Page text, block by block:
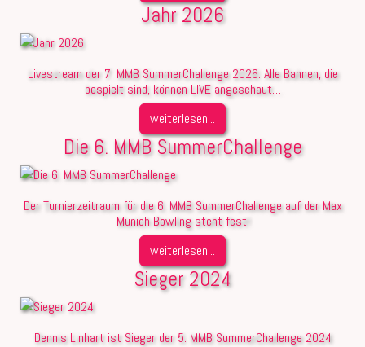
Jahr 2026
Livestream der 7. MMB SummerChallenge 2026: Alle Bahnen, die
bespielt sind, können LIVE angeschaut…
weiterlesen...
Die 6. MMB SummerChallenge
Der Turnierzeitraum für die 6. MMB SummerChallenge auf der Max
Munich Bowling steht fest!
weiterlesen...
Sieger 2024
Dennis Linhart ist Sieger der 5. MMB SummerChallenge 2024